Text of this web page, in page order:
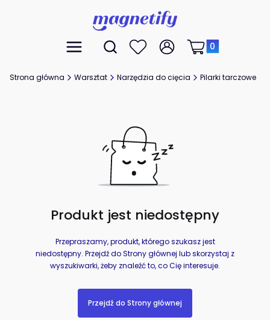
Menu Otwórz wyszukiwarkę
Szukaj UlubioneZaloguj się
Produkty w
Koszyk
Strona główna Warsztat Narzędzia do cięcia Pilarki tarczowe
Produkt jest niedostępny
Przepraszamy, produkt, którego szukasz jest
niedostępny. Przejdź do Strony głównej lub skorzystaj z
wyszukiwarki, żeby znaleźć to, co Cię interesuje.
Przejdź do Strony głównej